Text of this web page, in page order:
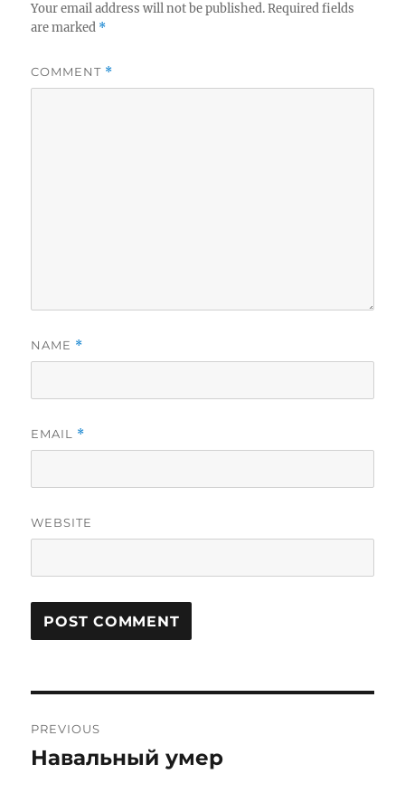
Your email address will not be published. Required fields
are marked *
COMMENT *
NAME *
EMAIL *
WEBSITE
navigation
PREVIOUS
Previous
Навальный умер